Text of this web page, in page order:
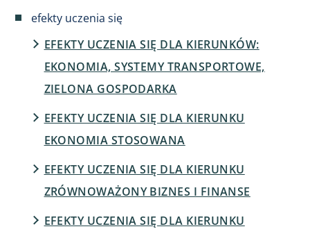
efekty uczenia się
EFEKTY UCZENIA SIĘ DLA KIERUNKÓW:
EKONOMIA, SYSTEMY TRANSPORTOWE,
ZIELONA GOSPODARKA
EFEKTY UCZENIA SIĘ DLA KIERUNKU
EKONOMIA STOSOWANA
EFEKTY UCZENIA SIĘ DLA KIERUNKU
ZRÓWNOWAŻONY BIZNES I FINANSE
EFEKTY UCZENIA SIĘ DLA KIERUNKU